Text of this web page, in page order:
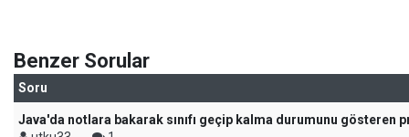
Benzer Sorular
Soru
Java'da notlara bakarak sınıfı geçip kalma durumunu gösteren